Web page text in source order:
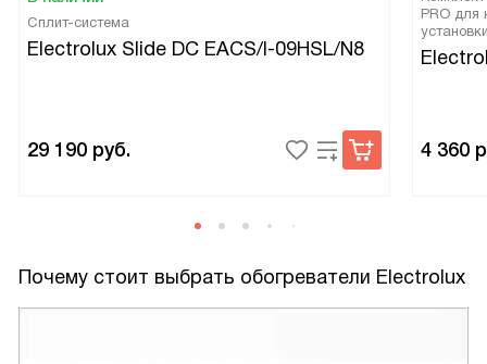
Сплит-система
Electrolux Slide DC EACS/I-09HSL/N8
29 190 руб.
PRO для
4 360
Почему стоит выбрать обогреватели Electrolux